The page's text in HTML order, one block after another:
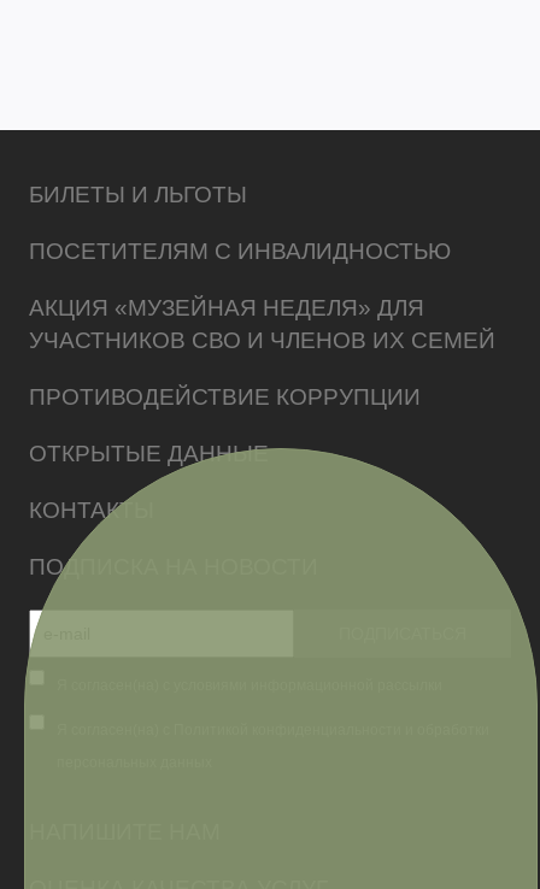
БИЛЕТЫ И ЛЬГОТЫ
ПОСЕТИТЕЛЯМ С ИНВАЛИДНОСТЬЮ
АКЦИЯ «МУЗЕЙНАЯ НЕДЕЛЯ» ДЛЯ
УЧАСТНИКОВ СВО И ЧЛЕНОВ ИХ СЕМЕЙ
ПРОТИВОДЕЙСТВИЕ КОРРУПЦИИ
ОТКРЫТЫЕ ДАННЫЕ
КОНТАКТЫ
ПОДПИСКА НА НОВОСТИ